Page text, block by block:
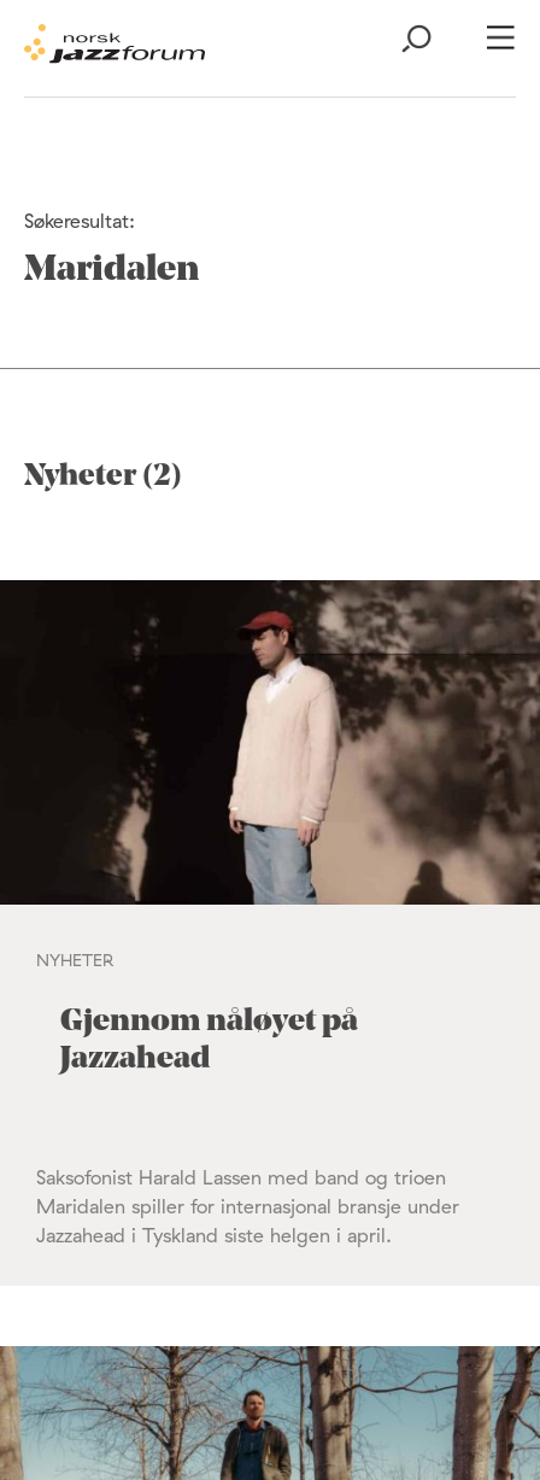
Søkeresultat:
Maridalen
Nyheter (2)
NYHETER
Gjennom nåløyet på
Jazzahead
Saksofonist Harald Lassen med band og trioen
Maridalen spiller for internasjonal bransje under
Jazzahead i Tyskland siste helgen i april.